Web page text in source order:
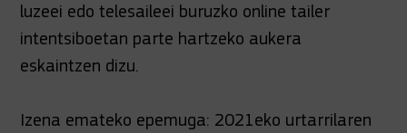
luzeei edo telesaileei buruzko online tailer
intentsiboetan parte hartzeko aukera
eskaintzen dizu.
Izena emateko epemuga: 2021eko urtarrilaren